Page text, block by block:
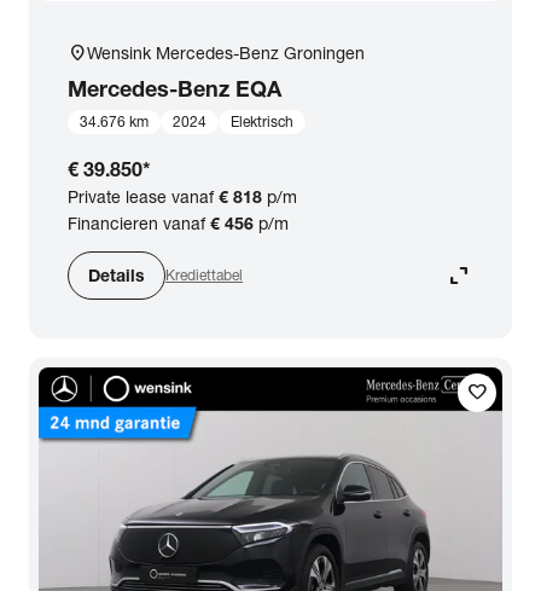
location_onWensink Mercedes-Benz Groningen
Mercedes-Benz EQA
34.676 km 2024 Elektrisch
€ 39.850*
Private lease vanaf€ 818 p/m
Financieren vanaf€ 456 p/m
Details Krediettabel expand_content
favorite